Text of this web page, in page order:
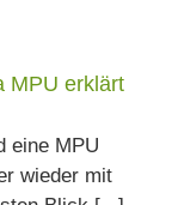
MPU erklärt
eine MPU
wieder mit